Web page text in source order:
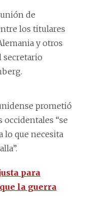
de
los titulares
y otros
secretario
prometió
occidentales “se
lo que necesita
para
la guerra